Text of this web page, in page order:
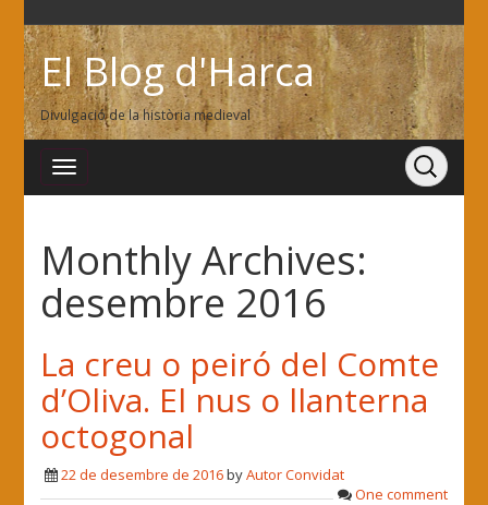
El Blog d'Harca
Divulgació de la història medieval
Monthly Archives:
desembre 2016
La creu o peiró del Comte
d’Oliva. El nus o llanterna
octogonal
22 de desembre de 2016byAutor Convidat
One comment